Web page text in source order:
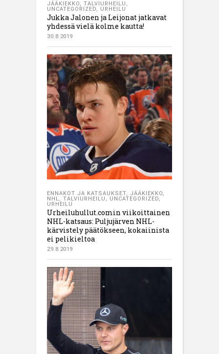
JÄÄKIEKKO, TALVIURHEILU ,
UNCATEGORIZED, URHEILU
Jukka Jalonen ja Leijonat jatkavat
yhdessä vielä kolme kautta!
30.8.2019
ENNAKOT JA KATSAUKSET, JÄÄKIEKKO,
NHL, TALVIURHEILU , UNCATEGORIZED,
URHEILU
Urheiluhullut.comin viikoittainen
NHL-katsaus: Puljujärven NHL-
kärvistely päätökseen, kokaiinista
ei pelikieltoa
29.8.2019